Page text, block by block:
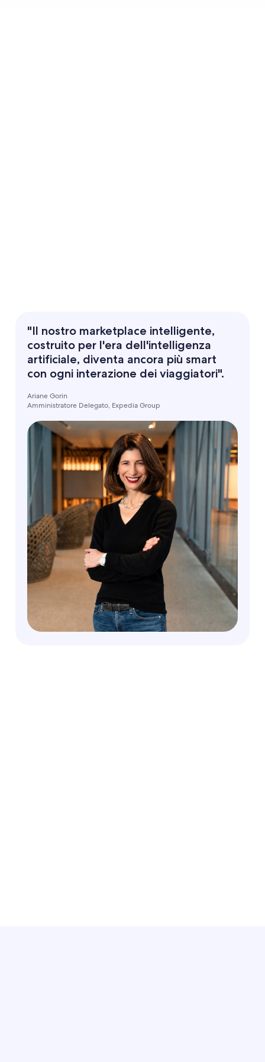
"Il nostro marketplace intelligente,
costruito per l'era dell'intelligenza
artificiale, diventa ancora più smart
con ogni interazione dei viaggiatori".
Ariane Gorin
Amministratore Delegato, Expedia Group